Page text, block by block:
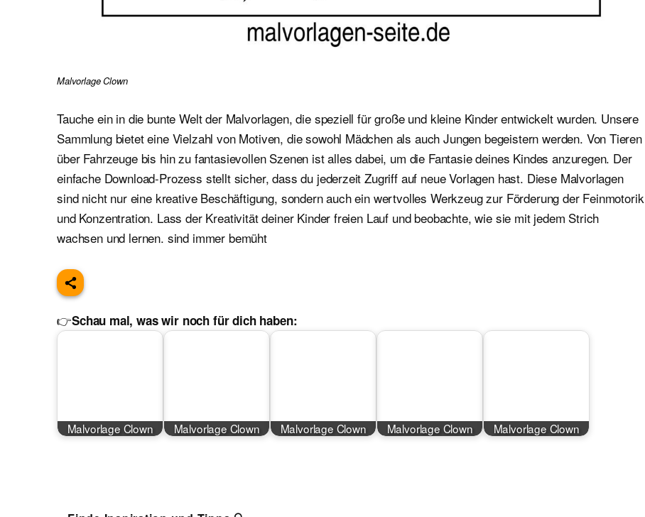
Malvorlage Clown
Tauche ein in die bunte Welt der Malvorlagen, die speziell für große und kleine Kinder entwickelt wurden. Unsere
Sammlung bietet eine Vielzahl von Motiven, die sowohl Mädchen als auch Jungen begeistern werden. Von Tieren
über Fahrzeuge bis hin zu fantasievollen Szenen ist alles dabei, um die Fantasie deines Kindes anzuregen. Der
einfache Download-Prozess stellt sicher, dass du jederzeit Zugriff auf neue Vorlagen hast. Diese Malvorlagen
sind nicht nur eine kreative Beschäftigung, sondern auch ein wertvolles Werkzeug zur Förderung der Feinmotorik
und Konzentration. Lass der Kreativität deiner Kinder freien Lauf und beobachte, wie sie mit jedem Strich
wachsen und lernen. sind immer bemüht
👉Schau mal, was wir noch für dich haben:
Malvorlage Clown Malvorlage Clown Malvorlage Clown Malvorlage Clown Malvorlage Clown